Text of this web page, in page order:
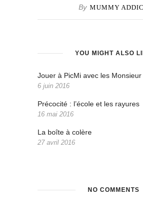
By MUMMY
YOU MIGHT ALSO
Jouer à PicMi avec les
6 juin 2016
Précocité : l’école et les rayures
16 mai 2016
La boîte à colère
27 avril 2016
NO COMMENTS